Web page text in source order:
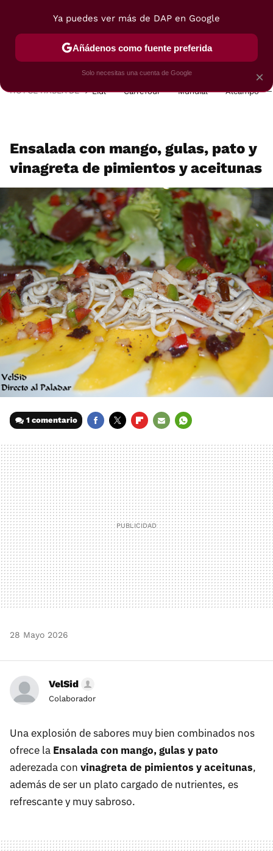
POSTRES VIAJES SELECCIÓN VEGUI
HOY SE HABLA DE Lidl Carrefour Mundial Alcampo
Ensalada con mango, gulas, pato y
vinagreta de pimientos y aceitunas
1 comentario
MAIL
28 Mayo 2026
VelSid
Colaborador
Una explosión de sabores muy bien combinados nos
ofrece la Ensalada con mango, gulas y pato
aderezada con vinagreta de pimientos y aceitunas,
además de ser un plato cargado de nutrientes, es
refrescante y muy sabroso.
×
Ya puedes ver más de DAP en Google
Añádenos como fuente preferida
Solo necesitas una cuenta de Google